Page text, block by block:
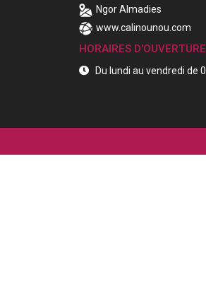
Ngor Almadies
www.calinounou.com
HORAIRES D'OUVERTURE
Du lundi au vendredi de